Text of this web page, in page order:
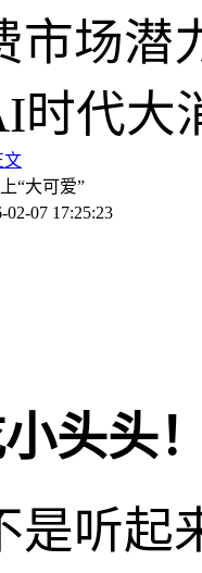
文
“大可爱”
02-07 17:25:23
头头
是听